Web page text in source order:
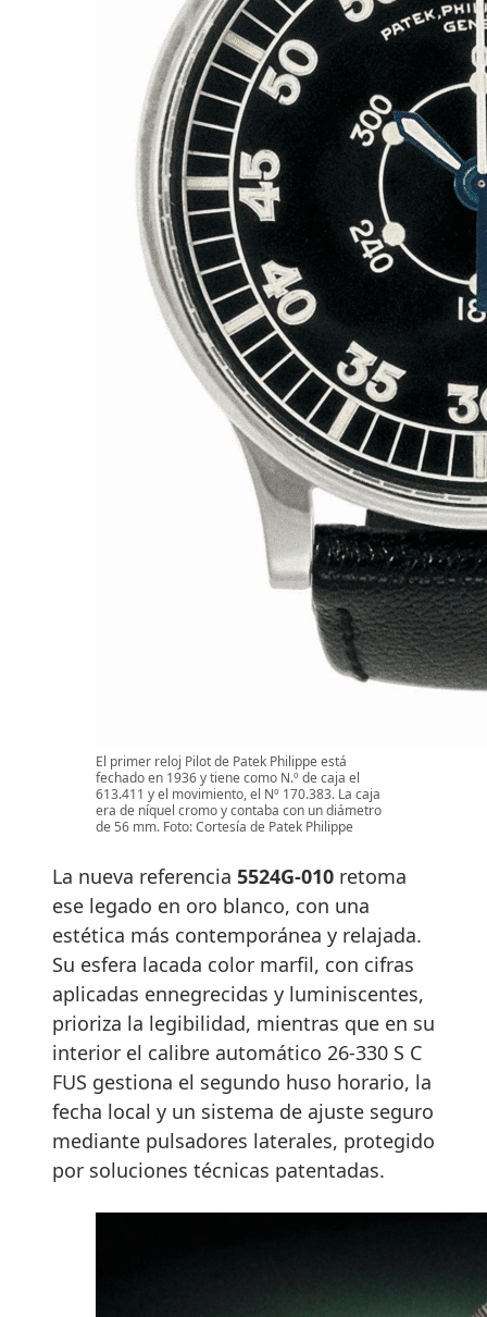
El primer reloj Pilot de Patek Philippe está
fechado en 1936 y tiene como N.º de caja el
613.411 y el movimiento, el Nº 170.383. La caja
era de níquel cromo y contaba con un diámetro
de 56 mm. Foto: Cortesía de Patek Philippe
La nueva referencia 5524G-010 retoma
ese legado en oro blanco, con una
estética más contemporánea y relajada.
Su esfera lacada color marfil, con cifras
aplicadas ennegrecidas y luminiscentes,
prioriza la legibilidad, mientras que en su
interior el calibre automático 26-330 S C
FUS gestiona el segundo huso horario, la
fecha local y un sistema de ajuste seguro
mediante pulsadores laterales, protegido
por soluciones técnicas patentadas.